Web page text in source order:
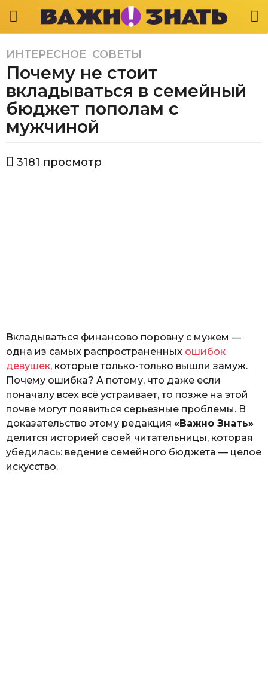
6
л
т
a
g
6
л
ИНТЕРЕСНОЕ ,СОВЕТЫ
Почему не стоит
вкладываться в семейный
бюджет пополам с
мужчиной
в
3181 просмотр
Вкладываться финансово поровну с мужем —
одна из самых распространенных ошибок
девушек, которые только-только вышли замуж.
Почему ошибка? А потому, что даже если
поначалу всех всё устраивает, то позже на этой
почве могут появиться серьезные проблемы. В
доказательство этому редакция «Важно Знать»
делится историей своей читательницы, которая
убедилась: ведение семейного бюджета — целое
искусство.